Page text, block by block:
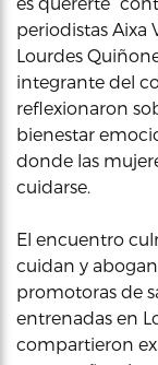
periodistas Aixa
Lourdes
integrante del
reflexionaron
bienestar
donde las
cuidarse.
El encuentro
cuidan y
promotoras de
entrenadas en
compartieron